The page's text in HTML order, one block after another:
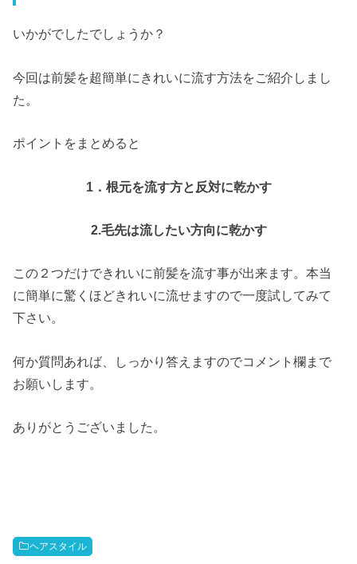
いかがでしたでしょうか？
今回は前髪を超簡単にきれいに流す方法をご紹介しまし
た。
ポイントをまとめると
1．根元を流す方と反対に乾かす
2.毛先は流したい方向に乾かす
この２つだけできれいに前髪を流す事が出来ます。本当
に簡単に驚くほどきれいに流せますので一度試してみて
下さい。
何か質問あれば、しっかり答えますのでコメント欄まで
お願いします。
ありがとうございました。
ヘアスタイル